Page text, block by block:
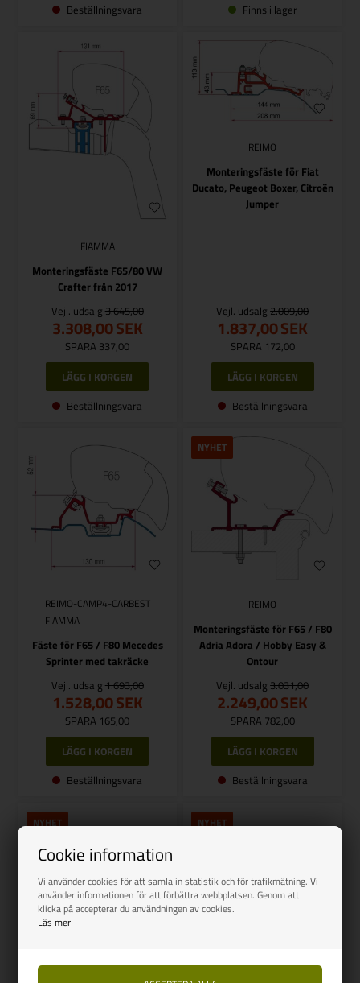
Cookie information
Vi använder cookies för att samla in statistik och för trafikmätning. Vi
använder informationen för att förbättra webbplatsen. Genom att
klicka på accepterar du användningen av cookies.
Läs mer
Beställningsvara Finns i lager
FIAMMA
Monteringsfäste F65/80 VW
Crafter från 2017
Vejl. udsalg 3.645,00
3.308,00SEK
SPARA 337,00
Beställningsvara
REIMO
Monteringsfäste för Fiat
Ducato, Peugeot Boxer, Citroën
Jumper
Vejl. udsalg2.009,00
1.837,00SEK
SPARA 172,00
Beställningsvara
REIMO-CAMP4-CARBEST
FIAMMA
Fäste för F65 / F80 Mecedes
Sprinter med takräcke
Vejl. udsalg 1.693,00
1.528,00SEK
SPARA 165,00
Beställningsvara
NYHET
REIMO
Monteringsfäste för F65 / F80
Adria Adora / Hobby Easy &
Ontour
Vejl. udsalg3.031,00
2.249,00SEK
SPARA 782,00
Beställningsvara
NYHET NYHET
REIMO-CAMP4-CARBEST